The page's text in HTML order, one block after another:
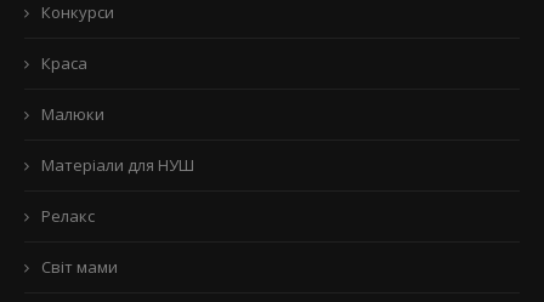
Конкурси
Краса
Малюки
Матеріали для НУШ
Релакс
Світ мами